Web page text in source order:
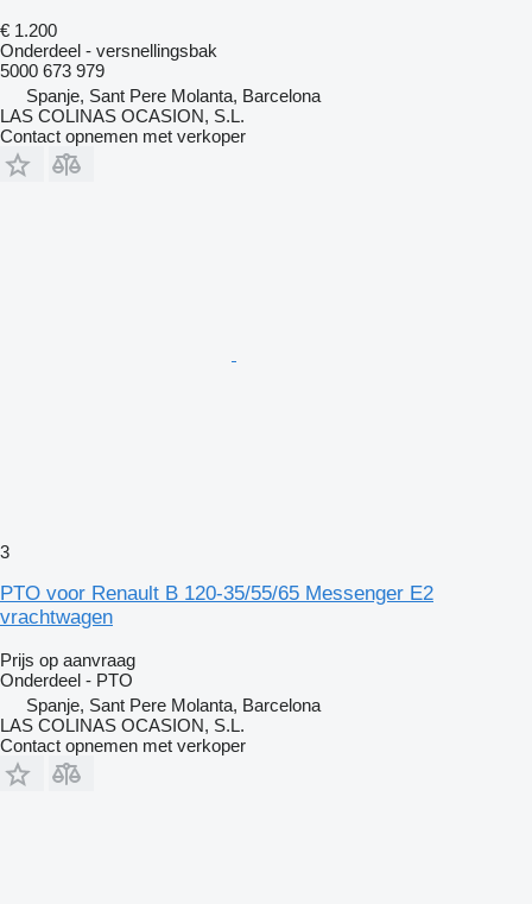
€ 1.200
Onderdeel - versnellingsbak
5000 673 979
Spanje, Sant Pere Molanta, Barcelona
LAS COLINAS OCASION, S.L.
Contact opnemen met verkoper
3
PTO voor Renault B 120-35/55/65 Messenger E2
vrachtwagen
Prijs op aanvraag
Onderdeel - PTO
Spanje, Sant Pere Molanta, Barcelona
LAS COLINAS OCASION, S.L.
Contact opnemen met verkoper